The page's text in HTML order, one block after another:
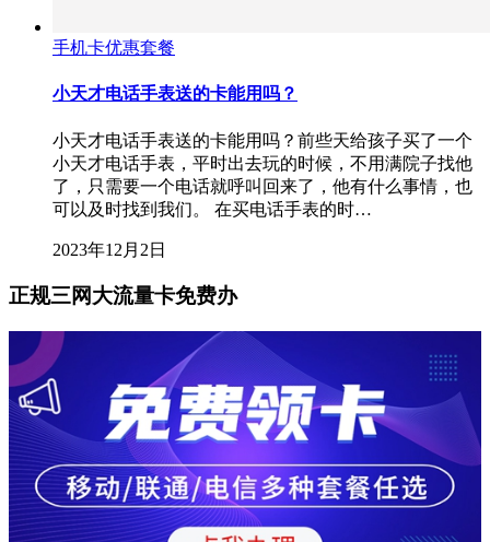
手机卡优惠套餐
小天才电话手表送的卡能用吗？
小天才电话手表送的卡能用吗？前些天给孩子买了一个
小天才电话手表，平时出去玩的时候，不用满院子找他
了，只需要一个电话就呼叫回来了，他有什么事情，也
可以及时找到我们。 在买电话手表的时…
2023年12月2日
正规三网大流量卡免费办